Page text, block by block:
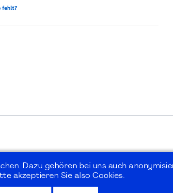
Dazu gehören bei uns auch
akzeptieren Sie also Cookies.